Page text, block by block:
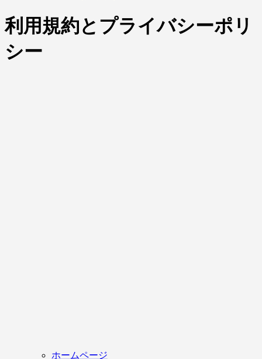
利用規約とプライバシーポリ
シー
ホームページ